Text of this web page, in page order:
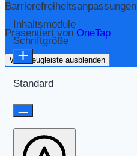
Barrierefreiheitsanpassungen
Präsentiert von OneTap
Werkzeugleiste ausblenden
Inhaltsmodule
Schriftgröße
Standard